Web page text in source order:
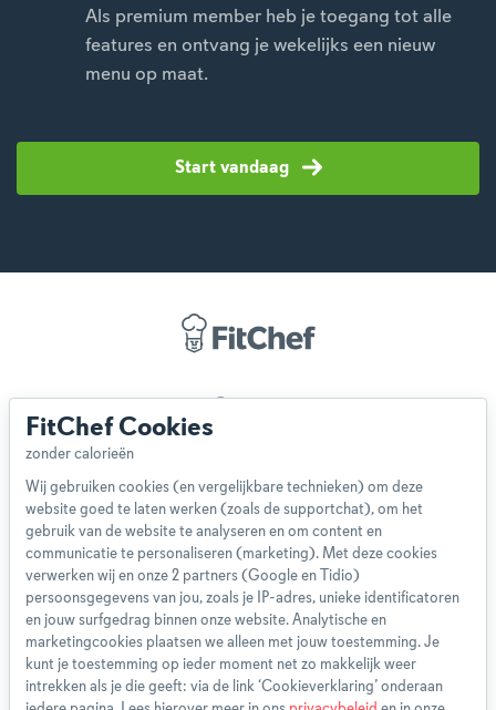
Als premium member heb je toegang tot alle
features en ontvang je wekelijks een nieuw
menu op maat.
Start vandaag
Over ons
Blog
Disclaimer
Gebruikersvoorwaarden
Methodologie
Privacybeleid
Cookieverklaring
Betaalmethoden
Klachtenprocedure
FitChef Cookies
Wij gebruiken cookies (en vergelijkbare technieken) om deze
website goed te laten werken (zoals de supportchat), om het
gebruik van de website te analyseren en om content en
communicatie te personaliseren (marketing). Met deze cookies
verwerken wij en onze 2 partners (Google en Tidio)
persoonsgegevens van jou, zoals je IP-adres, unieke identificatoren
en jouw surfgedrag binnen onze website. Analytische en
marketingcookies plaatsen we alleen met jouw toestemming. Je
kunt je toestemming op ieder moment net zo makkelijk weer
intrekken als je die geeft: via de link ‘Cookieverklaring’ onderaan